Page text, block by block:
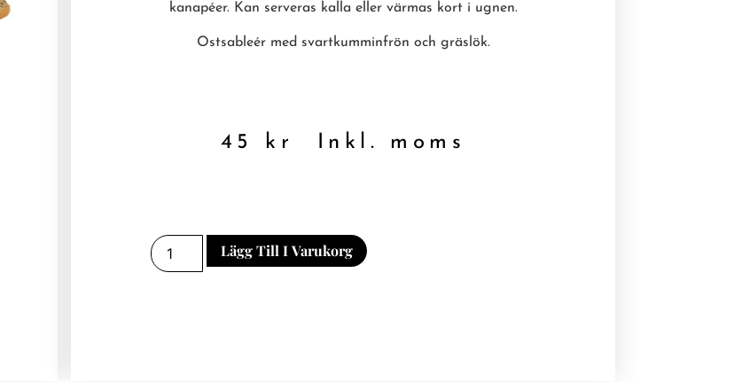
kanapéer. Kan serveras kalla eller värmas kort i ugnen.
Ostsableér med svartkumminfrön och gräslök.
45 kr Inkl. moms
Lägg Till I Varukorg